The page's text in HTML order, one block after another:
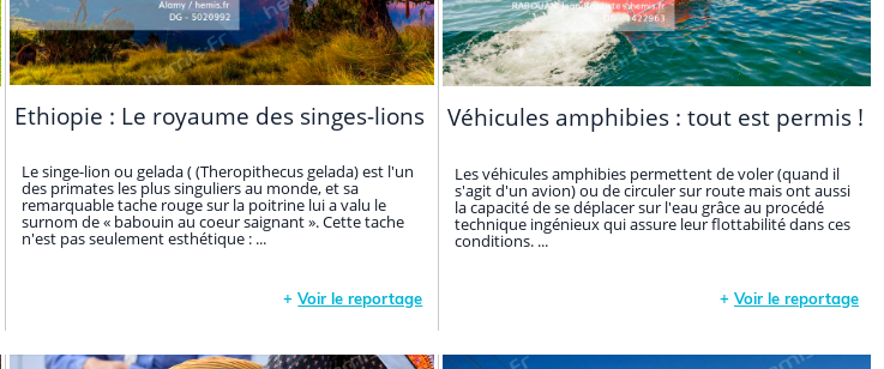
Ethiopie : Le royaume des singes-lions
Le singe-lion ou gelada ( (Theropithecus gelada) est l'un
des primates les plus singuliers au monde, et sa
remarquable tache rouge sur la poitrine lui a valu le
surnom de « babouin au coeur saignant ». Cette tache
n'est pas seulement esthétique : ...
+Voir le reportage
Véhicules amphibies : tout est permis !
Les véhicules amphibies permettent de voler (quand il
s'agit d'un avion) ou de circuler sur route mais ont aussi
la capacité de se déplacer sur l'eau grâce au procédé
technique ingénieux qui assure leur flottabilité dans ces
conditions. ...
+ Voir le reportage